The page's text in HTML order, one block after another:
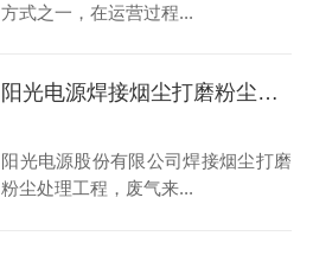
方式之一，在运营过程...
阳光电源焊接烟尘打磨粉尘处理工程
阳光电源股份有限公司焊接烟尘打磨
粉尘处理工程，废气来...